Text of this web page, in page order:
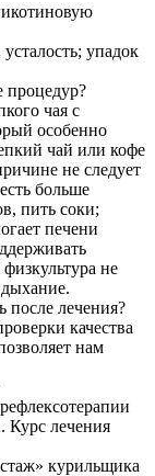
упадок
процедур?
чая с
особенно
чай или кофе
не следует
больше
пить соки;
печени
не
после лечения?
качества
нам
Курс лечения
курильщика